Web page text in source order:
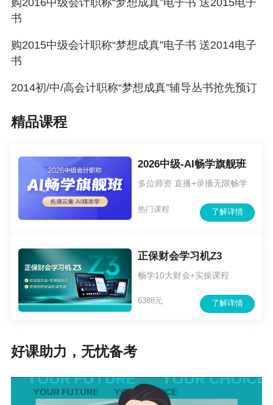
《财务管理》全真模拟「送分」卷（一）
购2016中级会计职称“梦想成真”电子书 送2015电子
书
购2015中级会计职称“梦想成真”电子书 送2014电子
书
2014初/中/高会计职称“梦想成真”辅导丛书抢先预订
精品课程
2026中级-AI畅学旗舰班
多位师资 直播+录播无限畅学
了解详情
热门课程
正保财会学习机Z3
畅学10大财会+实操课程
了解详情
6388元
好课助力，无忧备考